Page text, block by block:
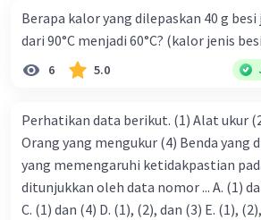
Berapa kalor yang dilepaskan 40 g
dari 90°C menjadi 60°C? (kalor jenis
6 5.0
Perhatikan data berikut. (1) Alat ukur
Orang yang mengukur (4) Benda
yang memengaruhi ketidakpastian
ditunjukkan oleh data nomor ... A. (1) dan (2) B. (1) dan (3)
C. (1) dan (4) D. (1),